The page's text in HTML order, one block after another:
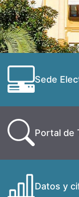
Sede
Portal de
Datos y